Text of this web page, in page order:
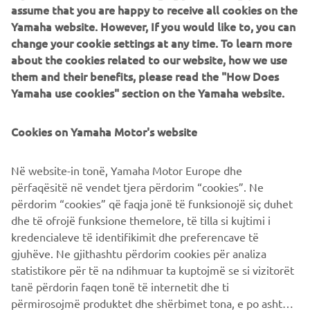
19.00
Presso l'area Yamaha sarà presente anchelo Shop
Ufficiale, dove sarà possibile acquistare abbigliamento,
accessori e merchandising del brand.
TRE GIORNI DI PASSIONE, AVVENTURA E
LIBERTÀ SU DUE RUOTE!
SCOPRI TRANSITALIA EXPO
assume that you are happy to receive all cookies on the
Yamaha website. However, If you would like to, you can
change your cookie settings at any time. To learn more
about the cookies related to our website, how we use
them and their benefits, please read the "How Does
Yamaha use cookies" section on the Yamaha website.
Cookies on Yamaha Motor's website
Në website-in tonë, Yamaha Motor Europe dhe
përfaqësitë në vendet tjera përdorim “cookies”. Ne
përdorim “cookies” që faqja jonë të funksionojë siç duhet
dhe të ofrojë funksione themelore, të tilla si kujtimi i
kredencialeve të identifikimit dhe preferencave të
gjuhëve. Ne gjithashtu përdorim cookies për analiza
statistikore për të na ndihmuar ta kuptojmë se si vizitorët
tanë përdorin faqen tonë të internetit dhe ti
përmirosojmë produktet dhe shërbimet tona, e po ashtu ti